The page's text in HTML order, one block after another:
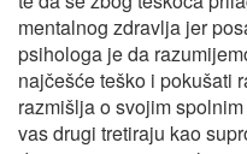
mentalnog zdravlja jer
psihologa je da
najčešće teško i pokušati
razmišlja o svojim
vas drugi tretiraju kao